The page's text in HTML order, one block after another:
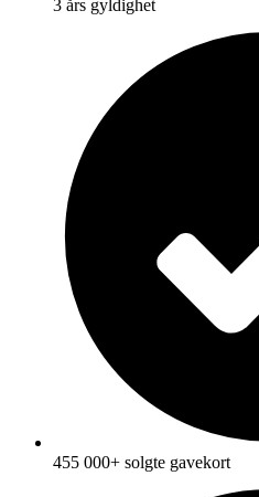
3 års gyldighet
455 000+ solgte gavekort